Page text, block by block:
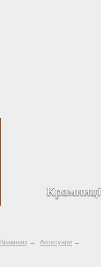
Крамниці
Крамниці → Аксесуари →